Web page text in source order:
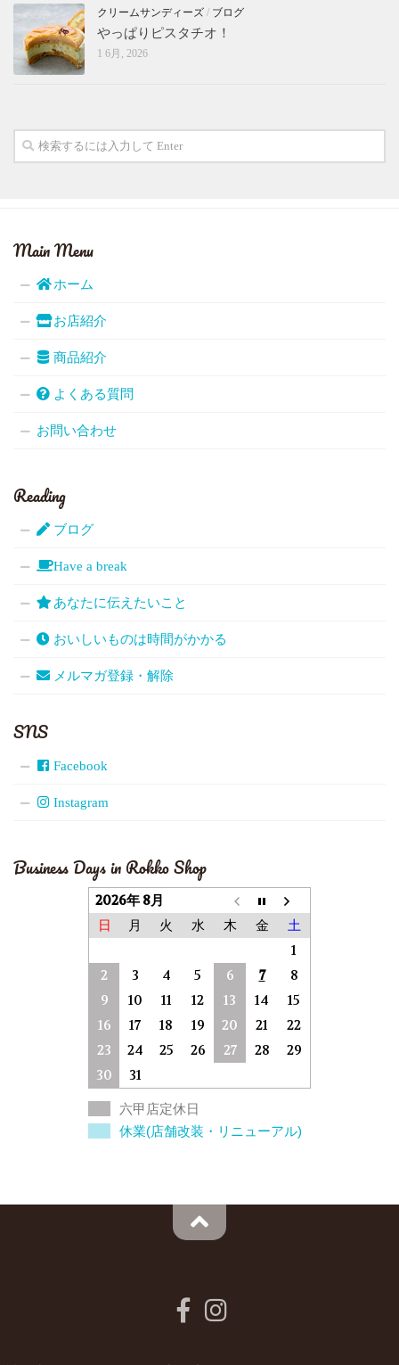
クリームサンディーズ / ブログ
やっぱりピスタチオ！
1 6月, 2026
Main Menu
ホーム
お店紹介
商品紹介
よくある質問
お問い合わせ
Reading
ブログ
Have a break
あなたに伝えたいこと
おいしいものは時間がかかる
メルマガ登録・解除
SNS
Facebook
Instagram
Business Days in Rokko Shop
2026年 8月
日 月 火 水 木 金 土
1
2
3 4 5 6 7
8
9
10 11 12 13 14
15
16
17 18 19 20 21
22
23
24 25 26 27 28
29
30
31
六甲店定休日
休業(店舗改装・リニューアル)